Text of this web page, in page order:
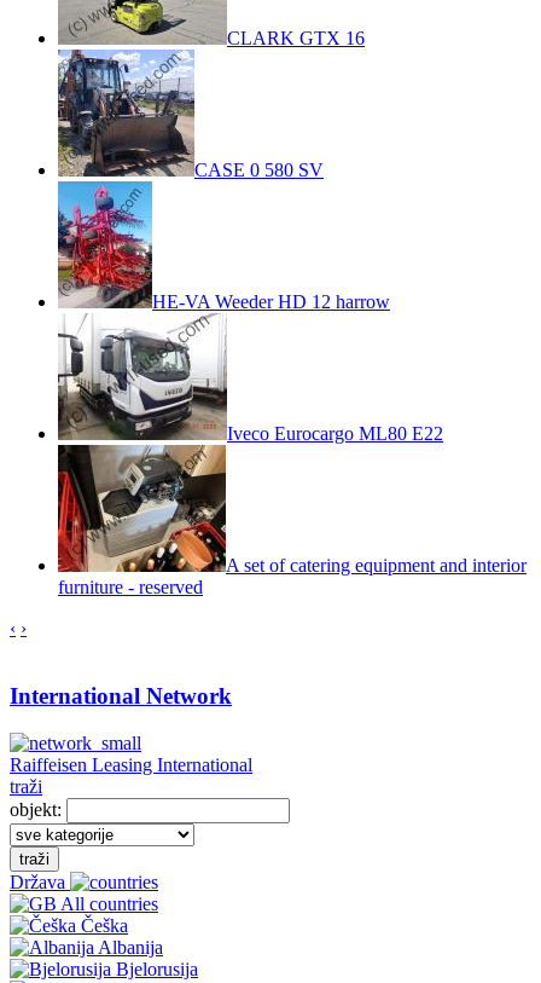
CLARK GTX 16
CASE 0 580 SV
HE-VA Weeder HD 12 harrow
Iveco Eurocargo ML80 E22
A set of catering equipment and interior
furniture - reserved
‹ ›
International Network
Raiffeisen Leasing International
traži
objekt:
traži
Država
All countries
Češka
Albanija
Bjelorusija